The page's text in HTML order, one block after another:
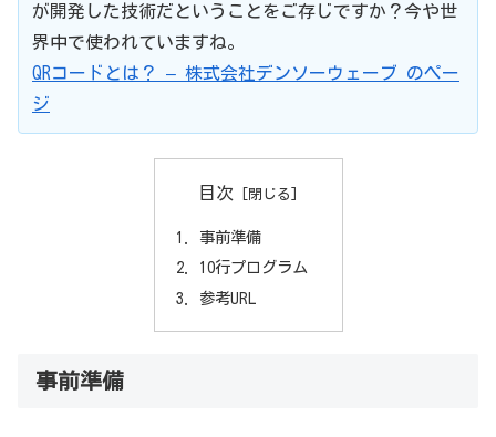
が開発した技術だということをご存じですか？今や世
界中で使われていますね。
QRコードとは？ – 株式会社デンソーウェーブ のペー
ジ
目次
事前準備
10行プログラム
参考URL
事前準備